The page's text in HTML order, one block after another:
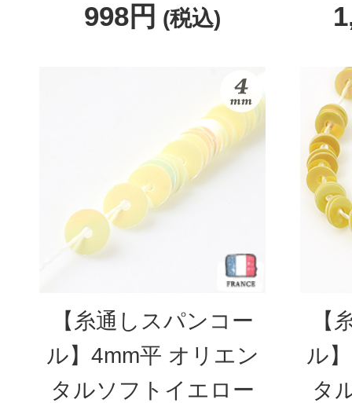
998円 (税込)
【糸通しスパンコー
ル】4mm平 オリエン
タルソフトイエロー
【
ル
タ